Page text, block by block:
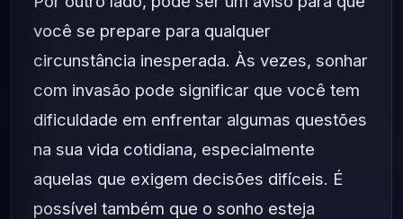
você se prepare para qualquer
circunstância inesperada. Às vezes, sonhar
com invasão pode significar que você tem
dificuldade em enfrentar algumas questões
na sua vida cotidiana, especialmente
aquelas que exigem decisões difíceis. É
possível também que o sonho esteja